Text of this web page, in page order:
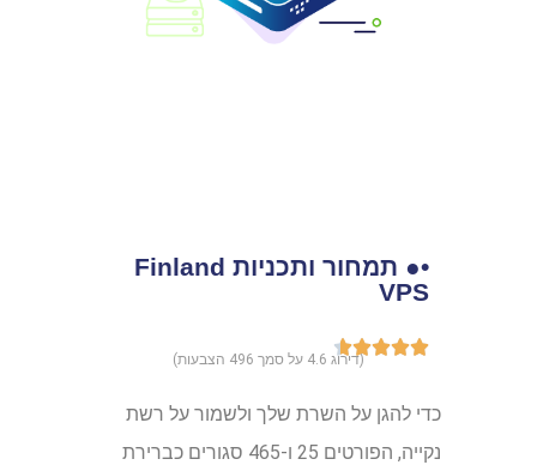
•● תמחור ותכניות Finland
VPS
(דירוג 4.6 על סמך 496 הצבעות)
כדי להגן על השרת שלך ולשמור על רשת
נקייה, הפורטים 25 ו-465 סגורים כברירת